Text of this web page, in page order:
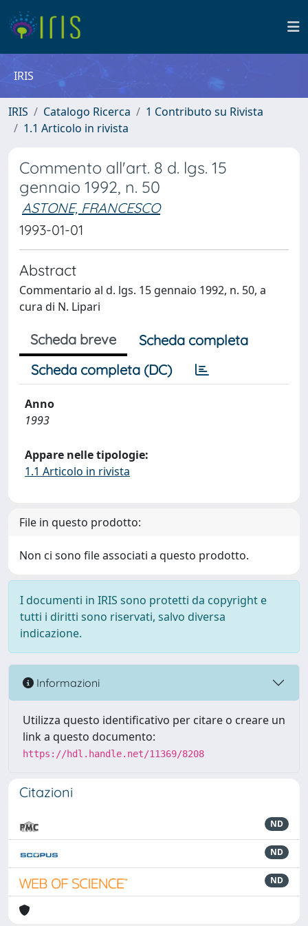
IRIS
IRIS Catalogo Ricerca
1 Contributo su Rivista
1.1 Articolo in rivista
Commento all'art. 8 d. lgs. 15
gennaio 1992, n. 50
ASTONE, FRANCESCO
1993-01-01
Abstract
Commentario al d. lgs. 15 gennaio 1992, n. 50, a
cura di N. Lipari
Scheda breve
Scheda completa
Scheda completa (DC)
Anno
1993
Appare nelle tipologie:
1.1 Articolo in rivista
File in questo prodotto:
Non ci sono file associati a questo prodotto.
I documenti in IRIS sono protetti da copyright e
tutti i diritti sono riservati, salvo diversa
indicazione.
Informazioni
Utilizza questo identificativo per citare o creare un
link a questo documento:
https://hdl.handle.net/11369/8208
Citazioni
ND
ND
ND